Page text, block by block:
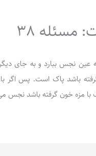
مسئله 38
باران به عین نجس ببارد و به
باشد پاک است. پس اگر
با مزه خون گرفته باشد نجس